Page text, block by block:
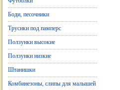
Боди, песочники
Трусики под памперс
Ползунки высокие
Ползунки низкие
Штанишки
Комбинезоны, слипы для малышей